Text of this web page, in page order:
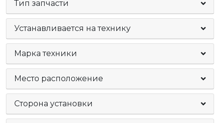
Тип запчасти
Устанавливается на технику
Марка техники
Место расположение
Сторона установки